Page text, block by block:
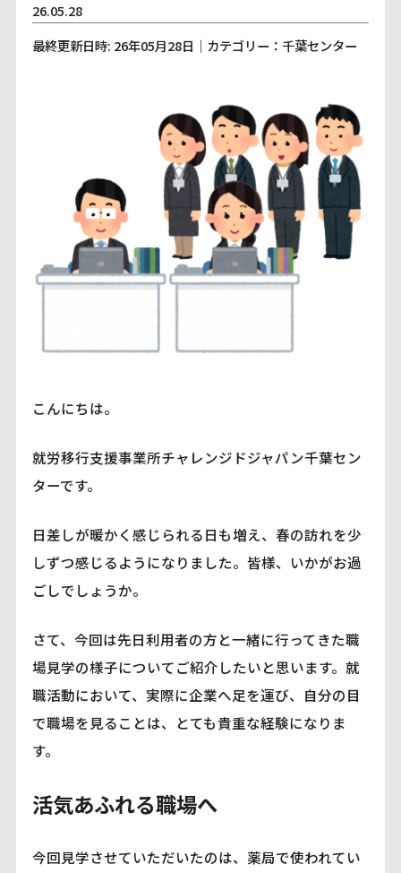
26.05.28
最終更新日時: 26年05月28日｜カテゴリー：千葉センター
こんにちは。
就労移行支援事業所チャレンジドジャパン千葉セン
ターです。
日差しが暖かく感じられる日も増え、春の訪れを少
しずつ感じるようになりました。皆様、いかがお過
ごしでしょうか。
さて、今回は先日利用者の方と一緒に行ってきた職
場見学の様子についてご紹介したいと思います。就
職活動において、実際に企業へ足を運び、自分の目
で職場を見ることは、とても貴重な経験になりま
す。
活気あふれる職場へ
今回見学させていただいたのは、薬局で使われてい